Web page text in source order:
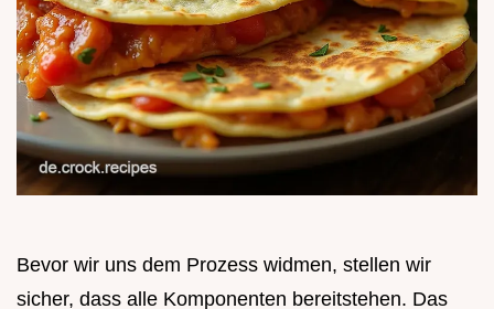
Bevor wir uns dem Prozess widmen, stellen wir
sicher, dass alle Komponenten bereitstehen. Das